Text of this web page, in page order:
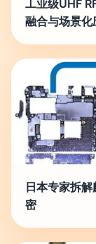
工业级UHF
融合与场景化
日本专家拆
密